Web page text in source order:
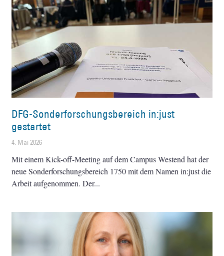
DFG-Sonderforschungsbereich in:just
gestartet
4. Mai 2026
Mit einem Kick-off-Meeting auf dem Campus Westend hat der
neue Sonderforschungsbereich 1750 mit dem Namen in:just die
Arbeit aufgenommen. Der